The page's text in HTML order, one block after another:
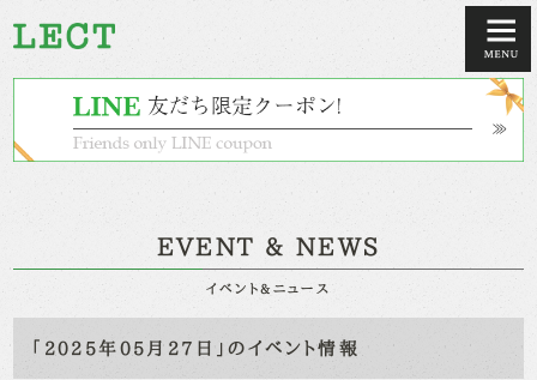
EVENT & NEWS
イベント&ニュース
「2025年05月27日」のイベント情報